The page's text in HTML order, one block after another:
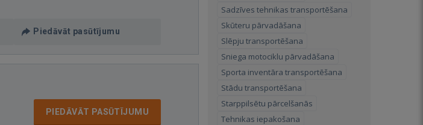
Piedāvāt pasūtījumu
PIEDĀVĀT PASŪTĪJUMU
Sadzīves tehnikas transportēšana
Skūteru pārvadāšana
Slēpju transportēšana
Sniega motociklu pārvadāšana
Sporta inventāra transportēšana
Stādu transportēšana
Starppilsētu pārcelšanās
Tehnikas iepakošana